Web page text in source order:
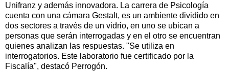
Unifranz y además innovadora. La carrera de Psicología
cuenta con una cámara Gestalt, es un ambiente dividido en
dos sectores a través de un vidrio, en uno se ubican a
personas que serán interrogadas y en el otro se encuentran
quienes analizan las respuestas. "Se utiliza en
interrogatorios. Este laboratorio fue certificado por la
Fiscalía", destacó Perrogón.